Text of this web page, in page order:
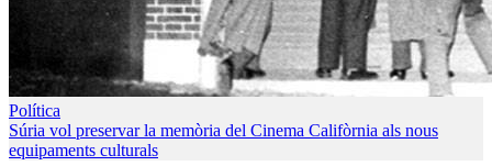
Política
Súria vol preservar la memòria del Cinema Califòrnia als nous
equipaments culturals